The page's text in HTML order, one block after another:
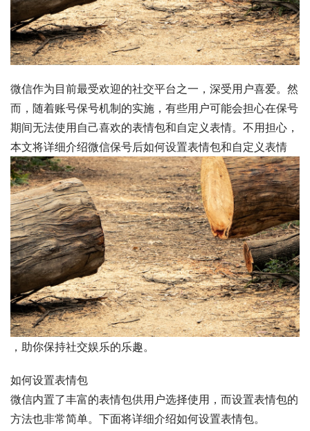
微信作为目前最受欢迎的社交平台之一，深受用户喜爱。然
而，随着账号保号机制的实施，有些用户可能会担心在保号
期间无法使用自己喜欢的表情包和自定义表情。不用担心，
本文将详细介绍微信保号后如何设置表情包和自定义表情
，助你保持社交娱乐的乐趣。
如何设置表情包
微信内置了丰富的表情包供用户选择使用，而设置表情包的
方法也非常简单。下面将详细介绍如何设置表情包。